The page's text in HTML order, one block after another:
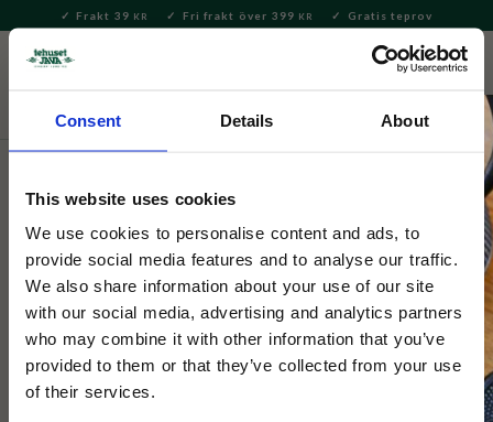
Consent Details About
This website uses cookies
We use cookies to personalise content and ads, to
provide social media features and to analyse our traffic.
We also share information about your use of our site
with our social media, advertising and analytics partners
who may combine it with other information that you’ve
provided to them or that they’ve collected from your use
of their services.
Meny
Frakt 39 KR Fri frakt över 399 KR Gratis teprov
Te Matcha Brygga Matcha
Selected by Tehuset Java
Japanskt Matcha-set Anemone XL
Matcha-set i presentförpackning. Innehåller ett matchamått,
visp och torkställ av bambu samt en matchaskål. Perfekta
presenten till en matcha fantast!